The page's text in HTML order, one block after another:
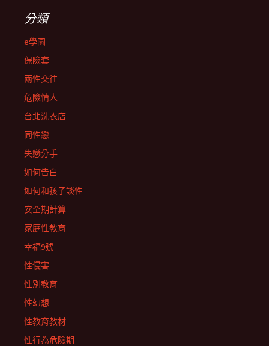
分類
e學園
保險套
兩性交往
危險情人
台北洗衣店
同性戀
失戀分手
如何告白
如何和孩子談性
安全期計算
家庭性教育
幸福9號
性侵害
性別教育
性幻想
性教育教材
性行為危險期